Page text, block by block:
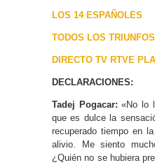
LOS 14 ESPAÑOLES
TODOS LOS
DIRECTO TV RTVE
DECLARACIONES:
Tadej Pogacar: «No lo
que es dulce la
recuperado tiempo en
alivio. Me siento
¿Quién no se hubiera